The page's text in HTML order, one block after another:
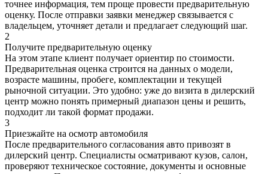
точнее информация, тем проще провести предварительную
оценку. После отправки заявки менеджер связывается с
владельцем, уточняет детали и предлагает следующий шаг.
2
Получите предварительную оценку
На этом этапе клиент получает ориентир по стоимости.
Предварительная оценка строится на данных о модели,
возрасте машины, пробеге, комплектации и текущей
рыночной ситуации. Это удобно: уже до визита в дилерский
центр можно понять примерный диапазон цены и решить,
подходит ли такой формат продажи.
3
Приезжайте на осмотр автомобиля
После предварительного согласования авто привозят в
дилерский центр. Специалисты осматривают кузов, салон,
проверяют техническое состояние, документы и основные